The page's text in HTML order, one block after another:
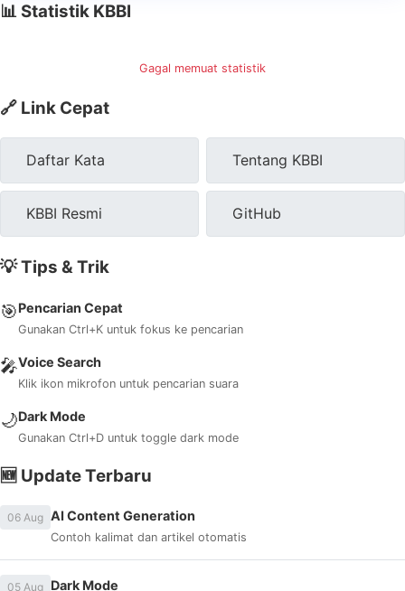
📊 Statistik KBBI
Gagal memuat statistik
🔗 Link Cepat
Daftar Kata Tentang KBBI
KBBI Resmi GitHub
💡 Tips & Trik
🎯Pencarian Cepat
Gunakan Ctrl+K untuk fokus ke pencarian
🎤Voice Search
Klik ikon mikrofon untuk pencarian suara
🌙Dark Mode
Gunakan Ctrl+D untuk toggle dark mode
🆕 Update Terbaru
06 Aug AI Content Generation
Contoh kalimat dan artikel otomatis
05 Aug Dark Mode